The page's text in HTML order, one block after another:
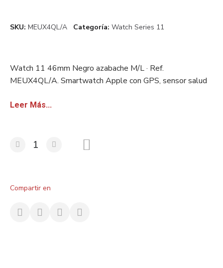
SKU MEUX4QL/A Categoría Watch Series 11
Watch 11 46mm Negro azabache M/L · Ref.
MEUX4QL/A. Smartwatch Apple con GPS, sensor salud
Disponible con factura sin IVA para revendedores.
Leer Más...
Compartir en